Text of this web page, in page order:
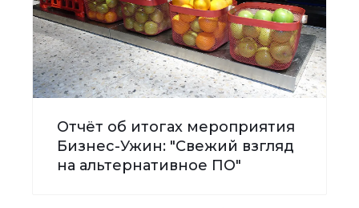
Отчёт об итогах мероприятия
Бизнес-Ужин: "Свежий взгляд
на альтернативное ПО"